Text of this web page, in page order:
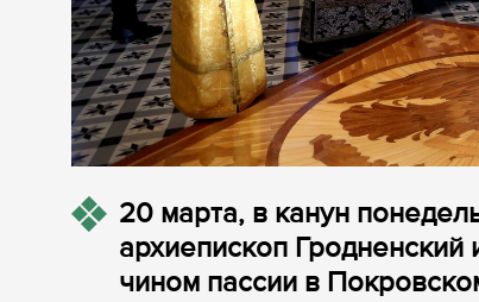
20 марта, в канун
архиепископ
чином пассии в